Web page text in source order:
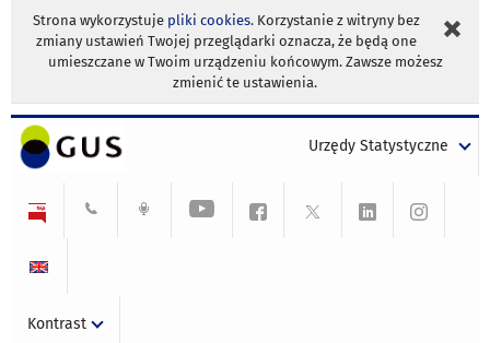
Strona wykorzystuje pliki cookies. Korzystanie z witryny bez
zmiany ustawień Twojej przeglądarki oznacza, że będą one
umieszczane w Twoim urządzeniu końcowym. Zawsze możesz
zmienić te ustawienia.
Urzędy Statystyczne
Kontrast